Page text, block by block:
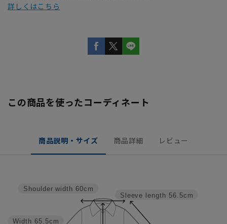
詳しくはこちら
この商品を使ったコーディネート
商品説明・サイズ 商品詳細 レビュー
Sleeve length 56.5cm
Width 65.5cm
Shoulder width 60cm